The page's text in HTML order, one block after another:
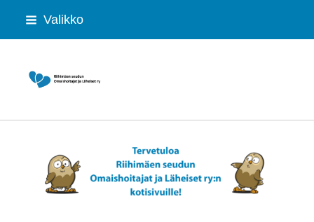
Siirry
Valikko
Riihimäen seudun Omaishoitajat ja